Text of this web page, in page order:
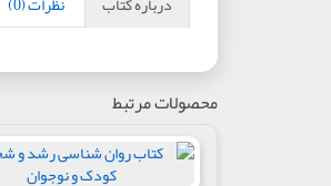
محصولات مرتبط